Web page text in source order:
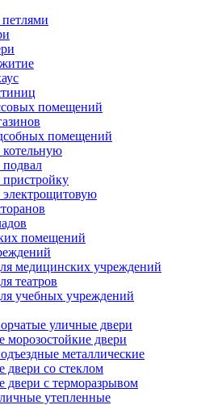
помещений
помещений
электрощитовую
помещений
медицинских учреждений
театров
учебных учреждений
уличные двери
морозостойкие двери
металлические
двери со стеклом
двери с терморазрывом
утепленные